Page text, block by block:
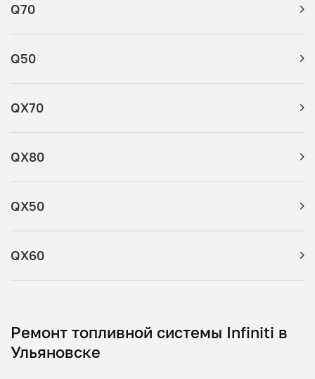
Q70
Q50
QX70
QX80
QX50
QX60
Ремонт топливной системы Infiniti в
Ульяновске